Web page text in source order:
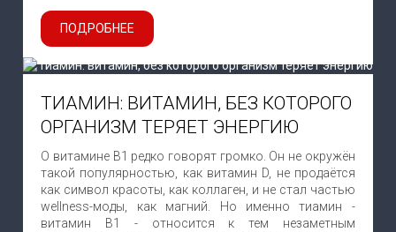
ПОДРОБНЕЕ
ТИАМИН: ВИТАМИН, БЕЗ КОТОРОГО
ОРГАНИЗМ ТЕРЯЕТ ЭНЕРГИЮ
О витамине B1 редко говорят громко. Он не окружён
такой популярностью, как витамин D, не продаётся
как символ красоты, как коллаген, и не стал частью
wellness-моды, как магний. Но именно тиамин -
витамин B1 - относится к тем незаметным